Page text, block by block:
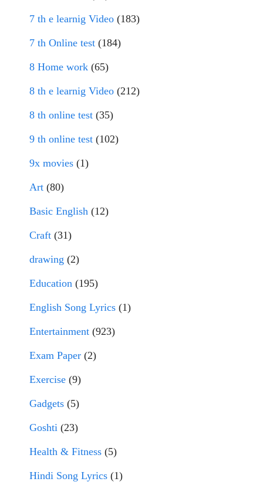
7 th e learnig Video (183)
7 th Online test (184)
8 Home work (65)
8 th e learnig Video (212)
8 th online test (35)
9 th online test (102)
9x movies (1)
Art (80)
Basic English (12)
Craft (31)
drawing (2)
Education (195)
English Song Lyrics (1)
Entertainment (923)
Exam Paper (2)
Exercise (9)
Gadgets (5)
Goshti (23)
Health & Fitness (5)
Hindi Song Lyrics (1)